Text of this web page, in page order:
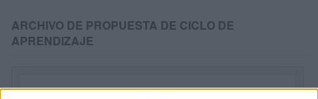
ARCHIVO DE PROPUESTA DE CICLO DE
APRENDIZAJE